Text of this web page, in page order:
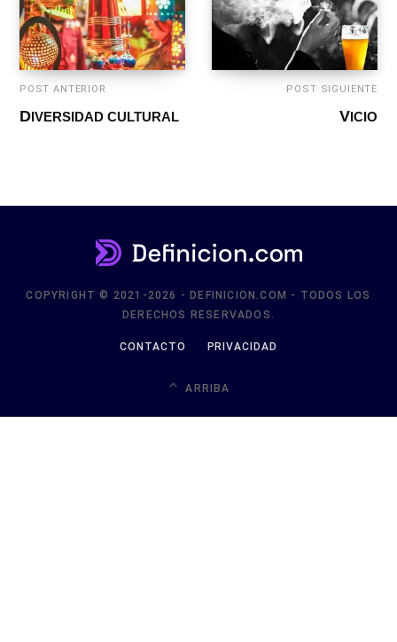
POST ANTERIOR
DIVERSIDAD CULTURAL
POST SIGUIENTE
VICIO
COPYRIGHT © 2021-2026 - DEFINICION.COM - TODOS LOS
DERECHOS RESERVADOS.
CONTACTO PRIVACIDAD
ARRIBA